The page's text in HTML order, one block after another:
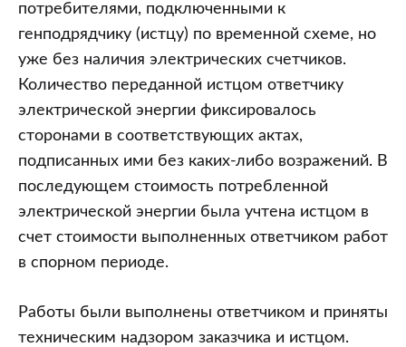
потребителями, подключенными к
генподрядчику (истцу) по временной схеме, но
уже без наличия электрических счетчиков.
Количество переданной истцом ответчику
электрической энергии фиксировалось
сторонами в соответствующих актах,
подписанных ими без каких-либо возражений. В
последующем стоимость потребленной
электрической энергии была учтена истцом в
счет стоимости выполненных ответчиком работ
в спорном периоде.
Работы были выполнены ответчиком и приняты
техническим надзором заказчика и истцом.